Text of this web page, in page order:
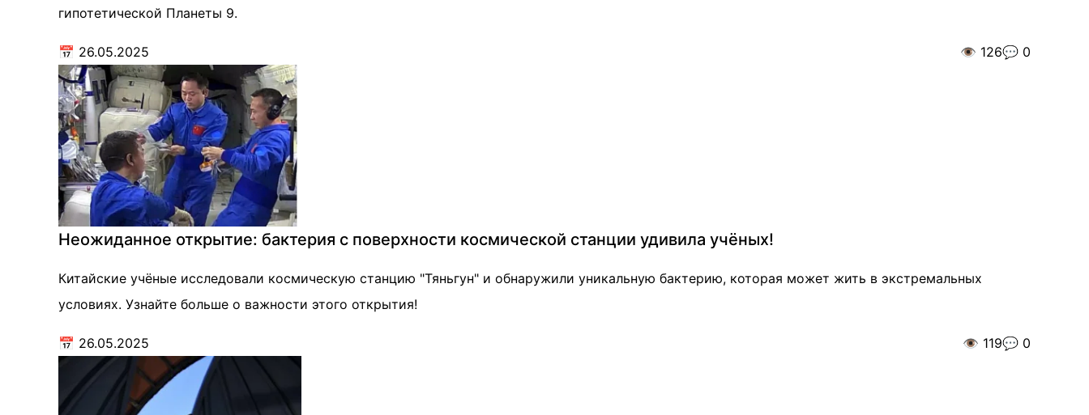
гипотетической Планеты 9.
📅 26.05.2025 👁️ 126💬 0
Неожиданное открытие: бактерия с поверхности космической станции удивила учёных!
Китайские учёные исследовали космическую станцию "Тяньгун" и обнаружили уникальную бактерию, которая может жить в экстремальных
условиях. Узнайте больше о важности этого открытия!
📅 26.05.2025 👁️ 119💬 0